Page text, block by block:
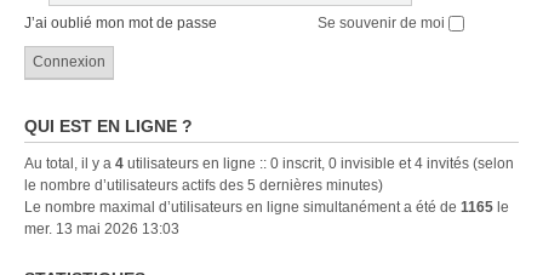
J’ai oublié mon mot de passe Se souvenir de moi
QUI EST EN LIGNE ?
Au total, il y a 4 utilisateurs en ligne :: 0 inscrit, 0 invisible et 4 invités (selon
le nombre d’utilisateurs actifs des 5 dernières minutes)
Le nombre maximal d’utilisateurs en ligne simultanément a été de 1165 le
mer. 13 mai 2026 13:03